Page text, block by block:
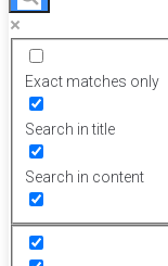
Exact matches only
Search in title
Search in content